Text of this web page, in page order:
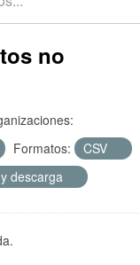
no
Formatos: CSV
descarga